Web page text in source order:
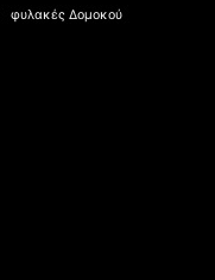
φυλακές Δομοκού